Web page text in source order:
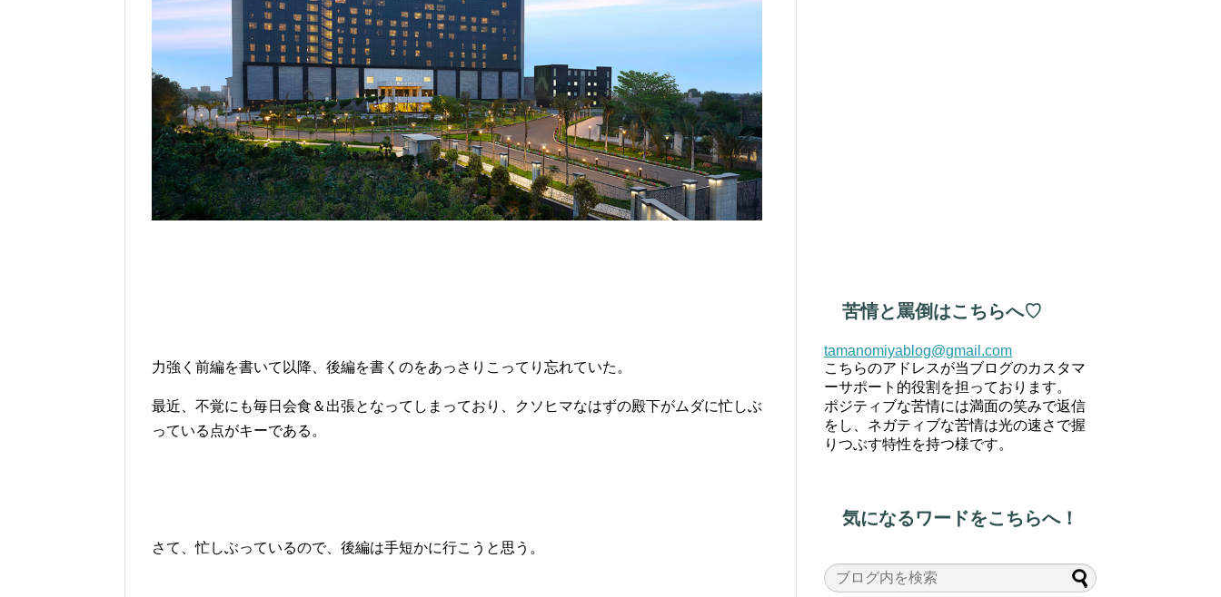
力強く前編を書いて以降、後編を書くのをあっさりこってり忘れていた。
最近、不覚にも毎日会食＆出張となってしまっており、クソヒマなはずの殿下がムダに忙しぶ
っている点がキーである。
さて、忙しぶっているので、後編は手短かに行こうと思う。
苦情と罵倒はこちらへ♡
tamanomiyablog@gmail.com
こちらのアドレスが当ブログのカスタマ
ーサポート的役割を担っております。
ポジティブな苦情には満面の笑みで返信
をし、ネガティブな苦情は光の速さで握
りつぶす特性を持つ様です。
気になるワードをこちらへ！